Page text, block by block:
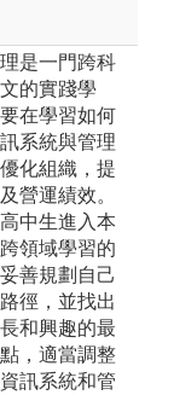
是一門跨科
的實踐學
在學習如何
系統與管理
化組織，提
營運績效。
中生進入本
領域學習的
善規劃自己
徑，並找出
和興趣的最
，適當調整
訊系統和管